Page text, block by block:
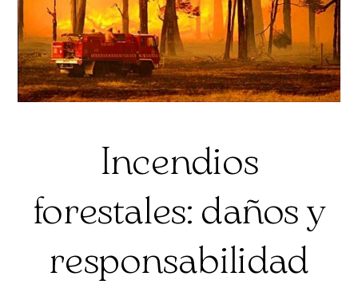
Incendios
forestales: daños y
responsabilidad